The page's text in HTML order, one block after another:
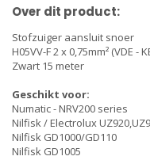
Over dit product:
Stofzuiger aansluit snoer
H05VV-F 2 x 0,75mm² (VDE -
Zwart 15 meter
Geschikt voor:
Numatic - NRV200 series
Nilfisk / Electrolux
Nilfisk GD1000/GD110
Nilfisk GD1005